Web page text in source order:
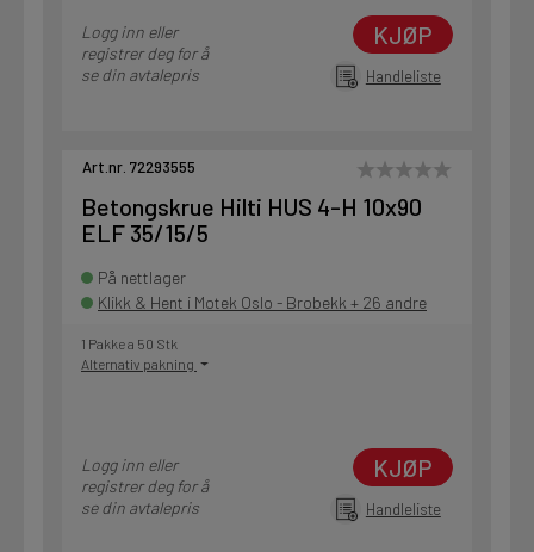
Logg inn eller
registrer deg for å
se din avtalepris
KJØP
Handleliste
Art.nr. 72293555
Betongskrue Hilti HUS 4-H 10x90
ELF 35/15/5
På nettlager
Klikk & Hent i Motek Oslo - Brobekk + 26 andre
1 Pakke a 50 Stk
Alternativ pakning
Logg inn eller
registrer deg for å
se din avtalepris
KJØP
Handleliste